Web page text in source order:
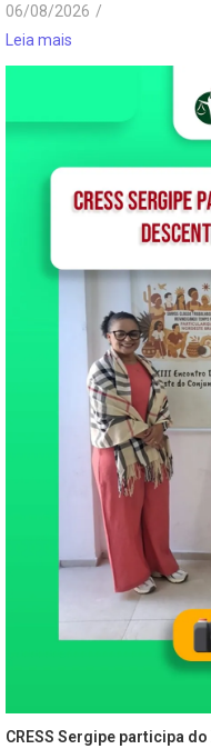
06/08/2026 /
Leia mais
CRESS Sergipe participa